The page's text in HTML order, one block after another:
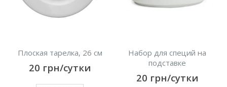
Плоская тарелка, 26 см
20 грн/сутки
Набор для специй на
подставке
20 грн/сутки